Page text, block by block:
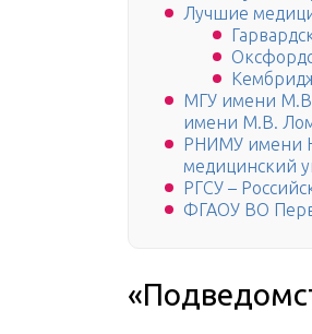
Лучшие
МГУ имени М.В.
имени М.В.
РНИМУ имени
медицинский
РГСУ –
ФГАОУ ВО